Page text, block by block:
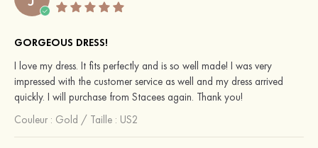
GORGEOUS DRESS!
I love my dress. It fits perfectly and is so well made! I was very
impressed with the customer service as well and my dress arrived
quickly. I will purchase from Stacees again. Thank you!
Couleur : Gold / Taille : US2